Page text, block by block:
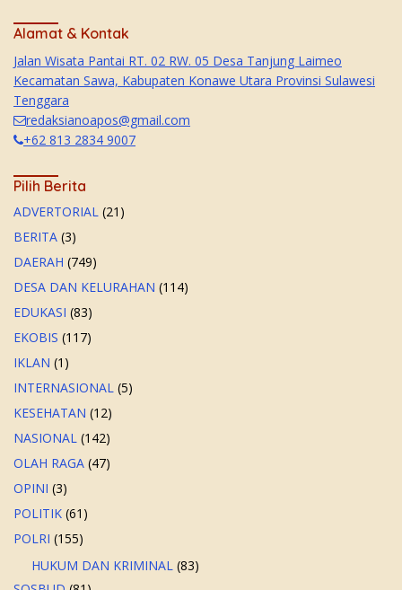
Alamat & Kontak
Jalan Wisata Pantai RT. 02 RW. 05 Desa Tanjung Laimeo
Kecamatan Sawa, Kabupaten Konawe Utara Provinsi Sulawesi
Tenggara
redaksianoapos@gmail.com
+62 813 2834 9007
Pilih Berita
ADVERTORIAL (21)
BERITA (3)
DAERAH (749)
DESA DAN KELURAHAN (114)
EDUKASI (83)
EKOBIS (117)
IKLAN (1)
INTERNASIONAL (5)
KESEHATAN (12)
NASIONAL (142)
OLAH RAGA (47)
OPINI (3)
POLITIK (61)
POLRI (155)
HUKUM DAN KRIMINAL (83)